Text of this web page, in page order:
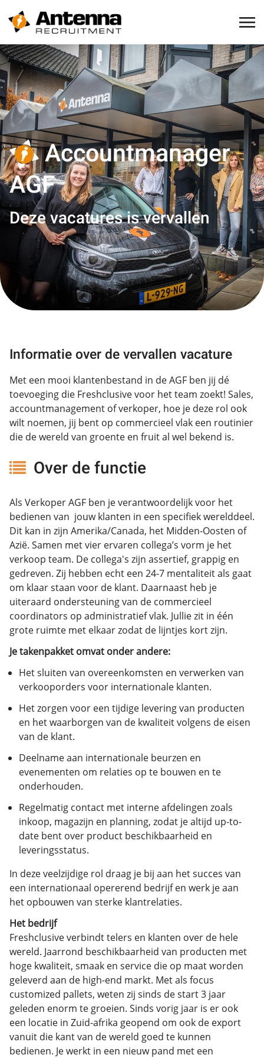
Accountmanager
AGF
Deze vacatures is vervallen
Informatie over de vervallen vacature
Met een mooi klantenbestand in de AGF ben jij dé
toevoeging die Freshclusive voor het team zoekt! Sales,
accountmanagement of verkoper, hoe je deze rol ook
wilt noemen, jij bent op commercieel vlak een routinier
die de wereld van groente en fruit al wel bekend is.
Over de functie
Als Verkoper AGF ben je verantwoordelijk voor het
bedienen van jouw klanten in een specifiek werelddeel.
Dit kan in zijn Amerika/Canada, het Midden-Oosten of
Azië. Samen met vier ervaren collega’s vorm je het
verkoop team. De collega's zijn assertief, grappig en
gedreven. Zij hebben echt een 24-7 mentaliteit als gaat
om klaar staan voor de klant. Daarnaast heb je
uiteraard ondersteuning van de commercieel
coordinators op administratief vlak. Jullie zit in één
grote ruimte met elkaar zodat de lijntjes kort zijn.
Je takenpakket omvat onder andere:
Het sluiten van overeenkomsten en verwerken van
verkooporders voor internationale klanten.
Het zorgen voor een tijdige levering van producten
en het waarborgen van de kwaliteit volgens de eisen
van de klant.
Deelname aan internationale beurzen en
evenementen om relaties op te bouwen en te
onderhouden.
Regelmatig contact met interne afdelingen zoals
inkoop, magazijn en planning, zodat je altijd up-to-
date bent over product beschikbaarheid en
leveringsstatus.
In deze veelzijdige rol draag je bij aan het succes van
een internationaal opererend bedrijf en werk je aan
het opbouwen van sterke klantrelaties.
Het bedrijf
Freshclusive verbindt telers en klanten over de hele
wereld. Jaarrond beschikbaarheid van producten met
hoge kwaliteit, smaak en service die op maat worden
geleverd aan de high-end markt. Met als focus
customized pallets, weten zij sinds de start 3 jaar
geleden enorm te groeien. Sinds vorig jaar is er ook
een locatie in Zuid-afrika geopend om ook de export
vanuit die kant van de wereld goed te kunnen
bedienen. Je werkt in een nieuw pand met een